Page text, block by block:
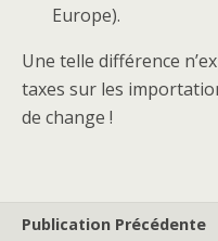
Europe).
Une telle différence
taxes sur les
de change !
Publication Précédente